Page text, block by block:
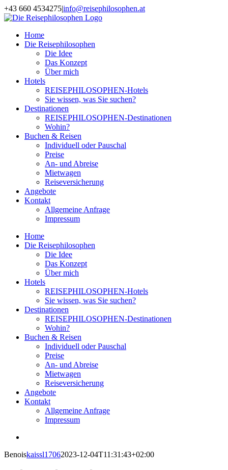
Zum
Inhalt
+43 660 4534275|info@reisephilosophen.at
Facebook
Instagram
LinkedIn
Pinterest
Home
Die Reisephilosophen
Die Idee
Das Konzept
Über mich
Hotels
REISEPHILOSOPHEN-Hotels
Sie wissen, was Sie suchen?
Destinationen
REISEPHILOSOPHEN-Destinationen
Wohin?
Buchen & Reisen
Individuell oder Pauschal
Preise
An- und Abreise
Mietwagen
Reiseversicherung
Angebote
Kontakt
Allgemeine Anfrage
Impressum
Home
Die Reisephilosophen
Die Idee
Das Konzept
Über mich
Hotels
REISEPHILOSOPHEN-Hotels
Sie wissen, was Sie suchen?
Destinationen
REISEPHILOSOPHEN-Destinationen
Wohin?
Buchen & Reisen
Individuell oder Pauschal
Preise
An- und Abreise
Mietwagen
Reiseversicherung
Angebote
Kontakt
Allgemeine Anfrage
Impressum
Image
Benoiskaissl17062023-12-04T11:31:43+02:00